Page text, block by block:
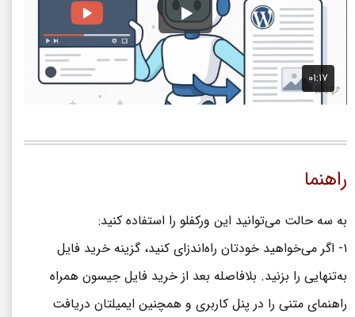
راهنما
به سه حالت می‌توانید این ورکفلو را استفاده کنید:
۱- اگر می‌خواهید خودتان راه‌اندزای کنید، گزینه خرید فایل
به‌تنهایی را بزنید. بلافاصله بعد از خرید فایل جیسون همراه
راهنمای متنی را در پنل کاربری و همچنین ایمیلتان دریافت